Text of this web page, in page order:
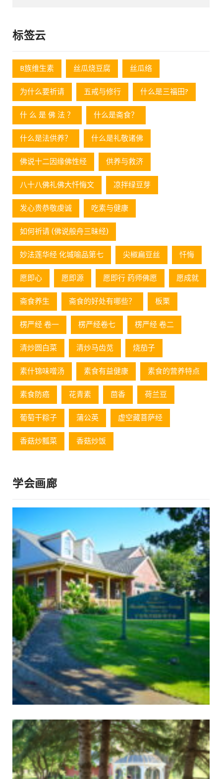
标签云
B族维生素 丝瓜烧豆腐 丝瓜络
为什么要祈请 五戒与修行 什么是三福田?
什 么 是 佛 法 ？ 什么是斋食？
什么是法供养？ 什么是礼敬诸佛
佛说十二因缘佛性经 供养与救济
八十八佛礼佛大忏悔文 凉拌绿豆芽
发心贵恭敬虔诚 吃素与健康
如何祈请 (佛说般舟三昧经)
妙法莲华经 化城喻品第七 尖椒扁豆丝 忏悔
愿即心 愿即源 愿即行 药师佛愿 愿成就
斋食养生 斋食的好处有哪些？ 板栗
楞严经 卷一 楞严经卷七 楞严经 卷二
清炒圆白菜 清炒马齿苋 烧茄子
素什锦味噌汤 素食有益健康 素食的营养特点
素食防癌 花青素 茴香 荷兰豆
葡萄⼲粽⼦ 蒲公英 虚空藏菩萨经
香菇炒瓢菜 香菇炒饭
学会画廊